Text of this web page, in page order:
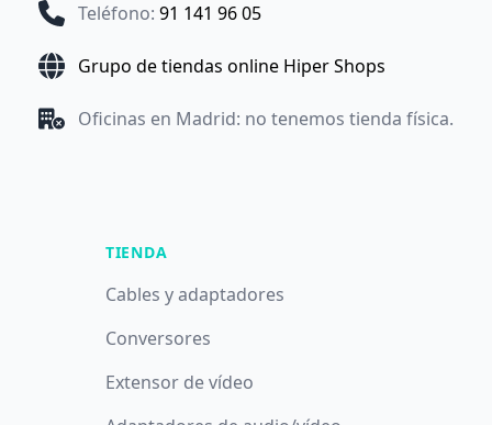
Teléfono: 91 141 96 05
Grupo de tiendas online Hiper Shops
Oficinas en Madrid: no tenemos tienda física.
TIENDA
Cables y adaptadores
Conversores
Extensor de vídeo